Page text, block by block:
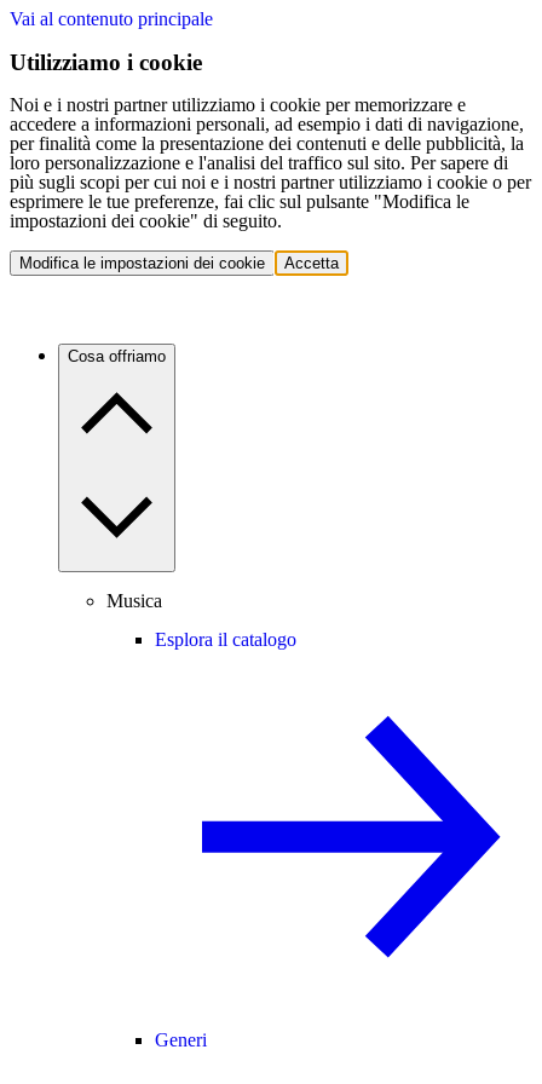
Vai al contenuto principale
Utilizziamo i cookie
Noi e i nostri partner utilizziamo i cookie per memorizzare e
accedere a informazioni personali, ad esempio i dati di navigazione,
per finalità come la presentazione dei contenuti e delle pubblicità, la
loro personalizzazione e l'analisi del traffico sul sito. Per sapere di
più sugli scopi per cui noi e i nostri partner utilizziamo i cookie o per
esprimere le tue preferenze, fai clic sul pulsante "Modifica le
impostazioni dei cookie" di seguito.
Modifica le impostazioni dei cookie Accetta
Cosa offriamo
Musica
Esplora il catalogo
Generi